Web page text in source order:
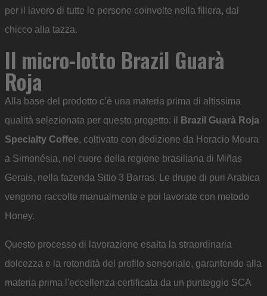
per il lavoro di tutte le persone coinvolte nella filiera, dal
chicco alla tazza.
Il micro-lotto Brazil Guarà
Roja
Alla base del prodotto c’è una materia prima di altissima
qualità selezionata per questo progetto: il
Brazil Guarà Roja
Specialty Coffee, coltivato con dedizione da Horacio Moura
a Simonésia, nel cuore della regione brasiliana di Miñas
Gerais, nella fazenda Sitio 3 Barras. Le drupe di puri Arabica
vengono raccolte manualmente e poi lavorate con metodo
Honey.
Questo processo di lavorazione esalta la straordinaria
dolcezza e la rotondità del profilo sensoriale, garantendo alla
materia prima l'eccellenza certificata da un punteggio SCA